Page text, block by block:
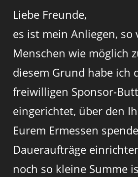
Liebe Freunde,
es ist mein Anliegen, so
Menschen wie möglich
diesem Grund habe ich
freiwilligen Sponsor-
eingerichtet, über den
Eurem Ermessen
Daueraufträge
noch so kleine Summe